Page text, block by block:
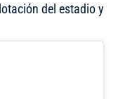
del estadio y